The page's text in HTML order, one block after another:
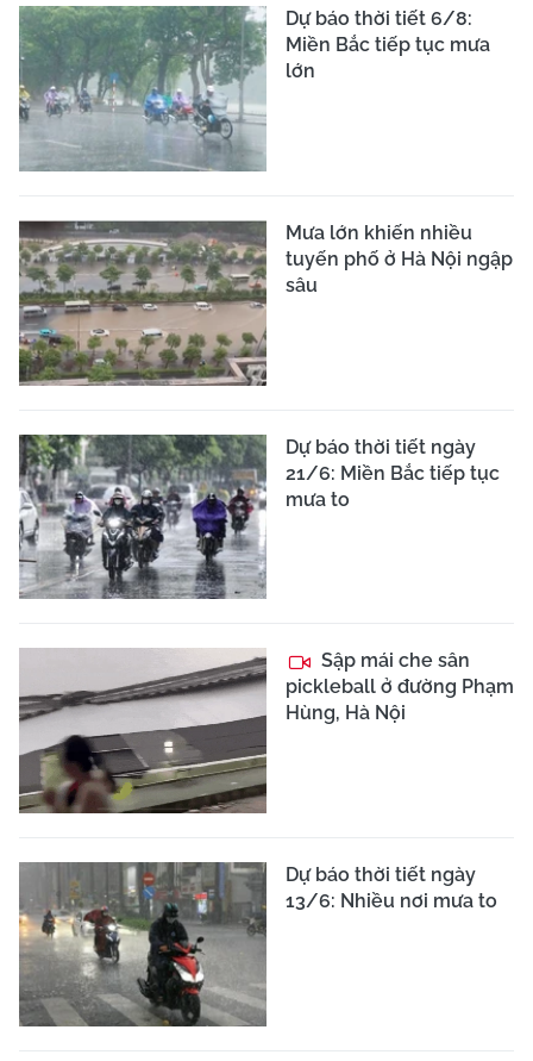
Dự báo thời tiết 6/8:
Miền Bắc tiếp tục mưa
lớn
Mưa lớn khiến nhiều
tuyến phố ở Hà Nội ngập
sâu
Dự báo thời tiết ngày
21/6: Miền Bắc tiếp tục
mưa to
Sập mái che sân
pickleball ở đường Phạm
Hùng, Hà Nội
Dự báo thời tiết ngày
13/6: Nhiều nơi mưa to